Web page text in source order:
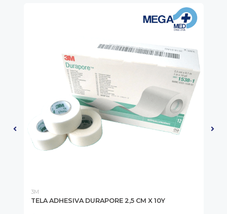
3M
TELA ADHESIVA DURAPORE 2,5 CM X 10Y